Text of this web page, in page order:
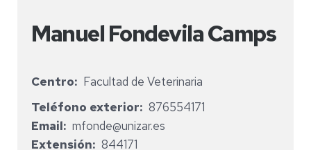
Manuel Fondevila Camps
Centro
Facultad de Veterinaria
Teléfono exterior
876554171
Email
mfonde@unizar.es
Extensión
844171